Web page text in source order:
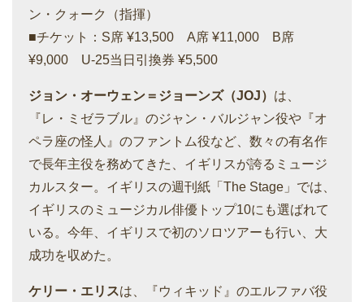
ン・クォーク（指揮）
■チケット：S席 ¥13,500 A席 ¥11,000 B席
¥9,000 U-25当日引換券 ¥5,500
ジョン・オーウェン＝ジョーンズ（JOJ） は、
『レ・ミゼラブル』のジャン・バルジャン役や『オ
ペラ座の怪人』のファントム役など、数々の有名作
で長年主役を務めてきた、イギリスが誇るミュージ
カルスター。イギリスの週刊紙「The Stage」では、
イギリスのミュージカル俳優トップ10にも選ばれて
いる。今年、イギリスで初のソロツアーも行い、大
成功を収めた。
ケリー・エリスは、『ウィキッド』のエルファバ役